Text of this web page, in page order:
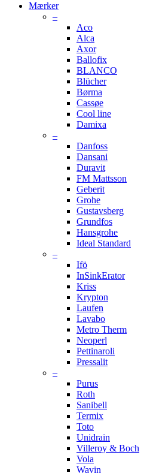
Mærker
–
Aco
Alca
Axor
Ballofix
BLANCO
Blücher
Børma
Cassøe
Cool line
Damixa
–
Danfoss
Dansani
Duravit
FM Mattsson
Geberit
Grohe
Gustavsberg
Grundfos
Hansgrohe
Ideal Standard
–
Ifö
InSinkErator
Kriss
Krypton
Laufen
Lavabo
Metro Therm
Neoperl
Pettinaroli
Pressalit
–
Purus
Roth
Sanibell
Termix
Toto
Unidrain
Villeroy & Boch
Vola
Wavin